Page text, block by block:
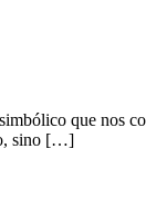
que nos
sino […]